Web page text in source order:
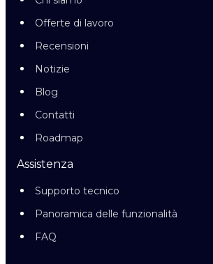
Offerte di lavoro
Recensioni
Notizie
Blog
Contatti
Roadmap
Assistenza
Supporto tecnico
Panoramica delle funzionalità
FAQ